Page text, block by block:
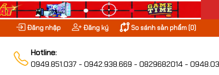
Đăng nhập Đăng ký So sánh sản phẩm (0)
Hotline:
0949.851.037 - 0942.938.669 - 0829682014 -